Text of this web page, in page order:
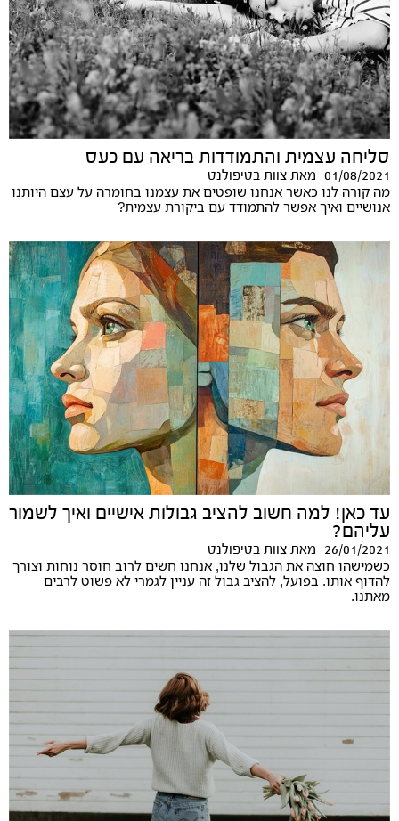
סליחה עצמית והתמודדות בריאה עם כעס
01/08/2021 מאת צוות בטיפולנט
מה קורה לנו כאשר אנחנו שופטים את עצמנו בחומרה על עצם היותנו
אנושיים ואיך אפשר להתמודד עם ביקורת עצמית?
עד כאן! למה חשוב להציב גבולות אישיים ואיך לשמור
עליהם?
26/01/2021 מאת צוות בטיפולנט
כשמישהו חוצה את הגבול שלנו, אנחנו חשים לרוב חוסר נוחות וצורך
להדוף אותו. בפועל, להציב גבול זה עניין לגמרי לא פשוט לרבים
מאתנו.